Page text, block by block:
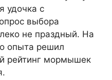
удочка с
выбора
не праздный. На
опыта решил
рейтинг мормышек